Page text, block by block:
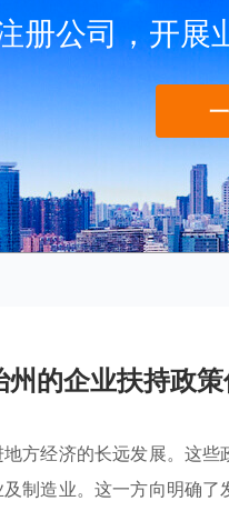
册公司，开展
的企业扶持政
方经济的长远发展。这
及制造业。这一方向明确